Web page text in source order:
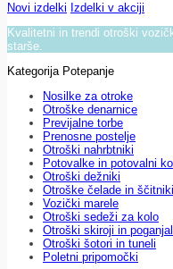
Novi izdelki Izdelki v akciji
Kvalitetni in trendi otroški
starše.
Kategorija Potepanje
Nosilke za otroke
Otroške denarnice
Previjalne torbe
Prenosne postelje
Otroški nahrbtniki
Potovalke in potovalni
Otroški dežniki
Otroške čelade in ščitniki
Vozički marele
Otroški sedeži za kolo
Otroški skiroji in
Otroški šotori in tuneli
Poletni pripomočki